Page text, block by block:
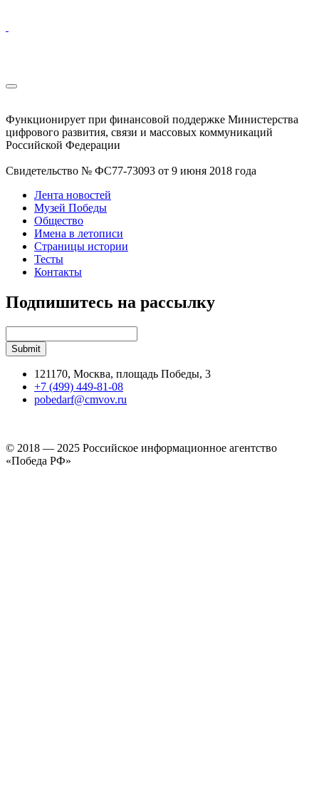
Функционирует при финансовой поддержке Министерства
цифрового развития, связи и массовых коммуникаций
Российской Федерации
Свидетельство № ФС77-73093 от 9 июня 2018 года
Лента новостей
Музей Победы
Общество
Имена в летописи
Страницы истории
Тесты
Контакты
Подпишитесь на рассылку
121170, Москва, площадь Победы, 3
+7 (499) 449-81-08
pobedarf@cmvov.ru
© 2018 — 2025 Российское информационное агентство
«Победа РФ»